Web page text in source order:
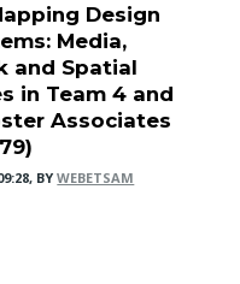
Design
Media,
and Spatial
in Team 4 and
Associates
BYWEBETSAM